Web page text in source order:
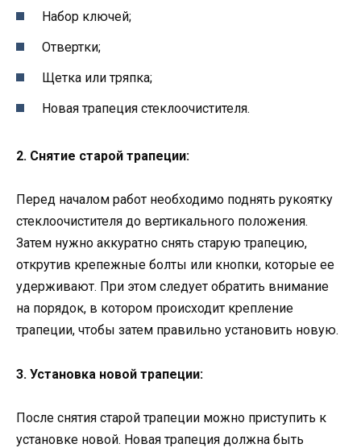
Набор ключей;
Отвертки;
Щетка или тряпка;
Новая трапеция стеклоочистителя.
2. Снятие старой трапеции:
Перед началом работ необходимо поднять рукоятку
стеклоочистителя до вертикального положения.
Затем нужно аккуратно снять старую трапецию,
открутив крепежные болты или кнопки, которые ее
удерживают. При этом следует обратить внимание
на порядок, в котором происходит крепление
трапеции, чтобы затем правильно установить новую.
3. Установка новой трапеции:
После снятия старой трапеции можно приступить к
установке новой. Новая трапеция должна быть